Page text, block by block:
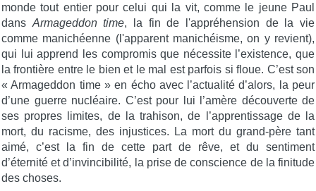
monde tout entier pour celui qui la vit, comme le jeune Paul
dans Armageddon time, la fin de l'appréhension de la vie
comme manichéenne (l'apparent manichéisme, on y revient),
qui lui apprend les compromis que nécessite l’existence, que
la frontière entre le bien et le mal est parfois si floue. C’est son
« Armageddon time » en écho avec l’actualité d’alors, la peur
d’une guerre nucléaire. C’est pour lui l’amère découverte de
ses propres limites, de la trahison, de l’apprentissage de la
mort, du racisme, des injustices. La mort du grand-père tant
aimé, c’est la fin de cette part de rêve, et du sentiment
d’éternité et d’invincibilité, la prise de conscience de la finitude
des choses.